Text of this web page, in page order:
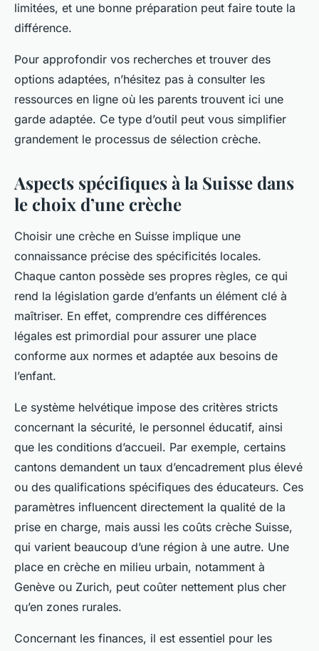
limitées, et une bonne préparation peut faire toute la
différence.
Pour approfondir vos recherches et trouver des
options adaptées, n’hésitez pas à consulter les
ressources en ligne où les parents trouvent ici une
garde adaptée. Ce type d’outil peut vous simplifier
grandement le processus de sélection crèche.
Aspects spécifiques à la Suisse dans
le choix d’une crèche
Choisir une crèche en Suisse implique une
connaissance précise des spécificités locales.
Chaque canton possède ses propres règles, ce qui
rend la législation garde d’enfants un élément clé à
maîtriser. En effet, comprendre ces différences
légales est primordial pour assurer une place
conforme aux normes et adaptée aux besoins de
l’enfant.
Le système helvétique impose des critères stricts
concernant la sécurité, le personnel éducatif, ainsi
que les conditions d’accueil. Par exemple, certains
cantons demandent un taux d’encadrement plus élevé
ou des qualifications spécifiques des éducateurs. Ces
paramètres influencent directement la qualité de la
prise en charge, mais aussi les coûts crèche Suisse,
qui varient beaucoup d’une région à une autre. Une
place en crèche en milieu urbain, notamment à
Genève ou Zurich, peut coûter nettement plus cher
qu’en zones rurales.
Concernant les finances, il est essentiel pour les